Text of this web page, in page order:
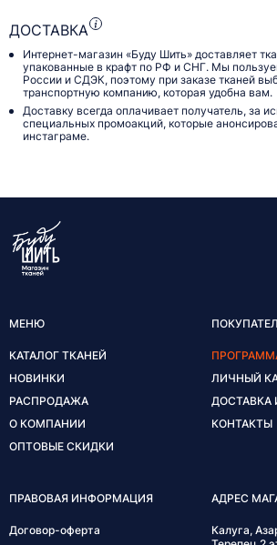
ДОСТАВКА
Интернет-магазин «Буду Шить» доставляет
упакованные в крафт по РФ и СНГ. Мы
России и СДЭК, поэтому при заказе тканей
транспортную компанию, которая удобна вам.
Доставку всегда оплачивает получатель, за
специальных промоакций, которые
инстаграме.
МЕНЮ
КАТАЛОГ ТКАНЕЙ
НОВИНКИ
РАСПРОДАЖА
О КОМПАНИИ
ОПТОВЫЕ СКИДКИ
ЛИЧНЫЙ
ДОСТАВКА
КОНТАКТЫ
ПРАВОВАЯ ИНФОРМАЦИЯ
Договор-оферта
АДРЕС
Калуга,